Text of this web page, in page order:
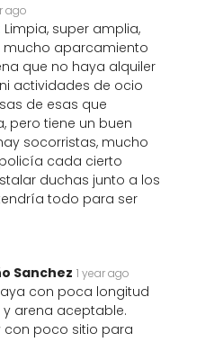
ago
Limpia, super amplia,
aparcamiento
que no haya alquiler
actividades de ocio
de esas que
pero tiene un buen
socorristas, mucho
cada cierto
duchas junto a los
todo para ser
Sanchez 1 year ago
con poca longitud
arena aceptable.
con poco sitio para